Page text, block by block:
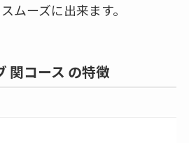
ムーズに出来ます。
関コース の特徴